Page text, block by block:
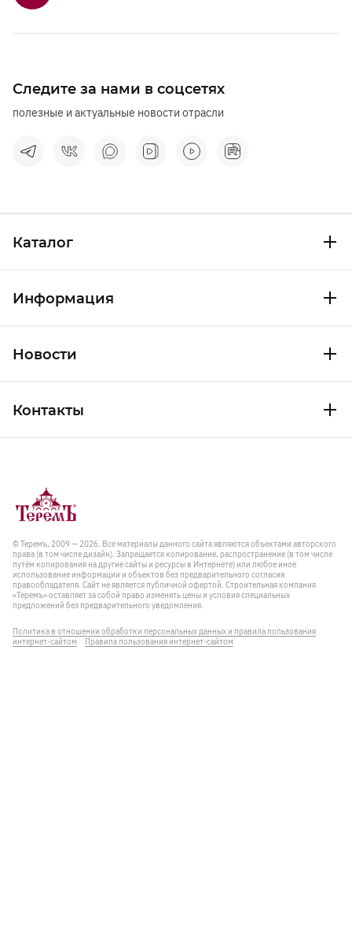
Следите за нами в соцсетях
полезные и актуальные новости отрасли
Каталог
Информация
Новости
Контакты
© Теремъ, 2009 — 2026. Все материалы данного сайта являются объектами авторского
права (в том числе дизайн). Запрещается копирование, распространение (в том числе
путём копирования на другие сайты и ресурсы в Интернете) или любое иное
использование информации и объектов без предварительного согласия
правообладателя. Cайт не является публичной офертой. Строительная компания
«Теремъ» оставляет за собой право изменять цены и условия специальных
предложений без предварительного уведомления.
Политика в отношении обработки персональных данных и правила пользования
интернет-сайтом
Правила пользования интернет-сайтом